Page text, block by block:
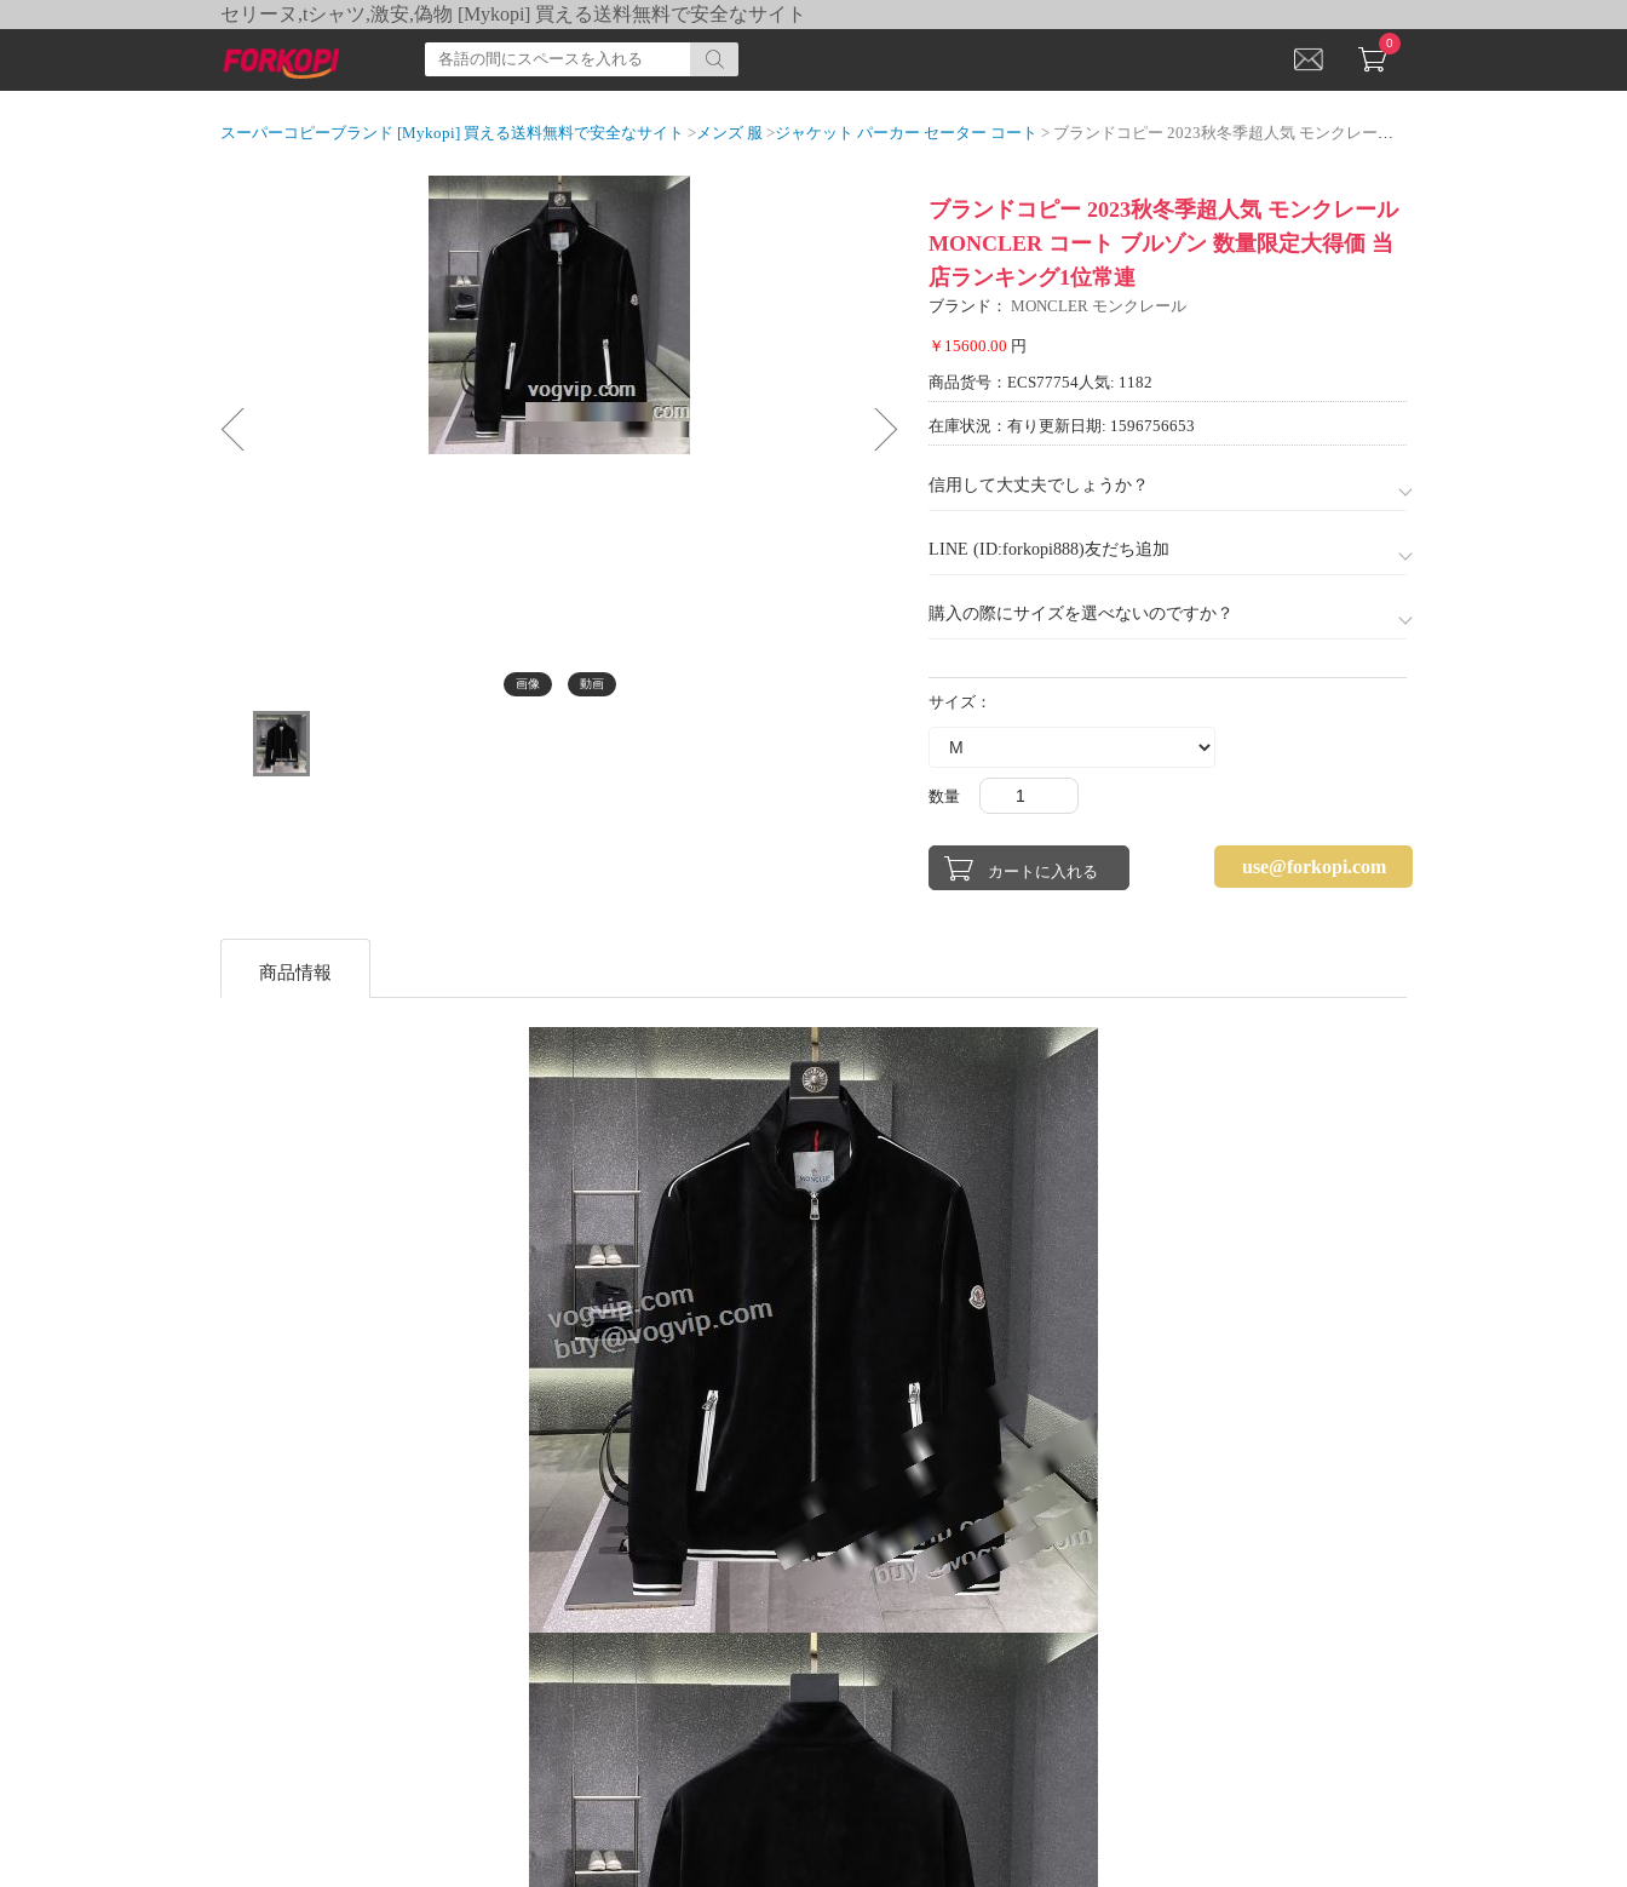
セリーヌ,tシャツ,激安,偽物 [Mykopi] 買える送料無料で安全なサイト
0
スーパーコピーブランド [Mykopi] 買える送料無料で安全なサイト >メンズ 服 >ジャケット パーカー セーター コート > ブランドコピー 2023秋冬季超人気 モンクレール MONCLER コート ブルゾン 数量限定大得価 当店ランキング1位常連
画像 動画
ブランドコピー 2023秋冬季超人気 モンクレール
MONCLER コート ブルゾン 数量限定大得価 当
店ランキング1位常連
ブランド： MONCLER モンクレール
￥15600.00 円
商品货号：ECS77754人気: 1182
在庫状況：有り 更新日期: 1596756653
信用して大丈夫でしょうか？
LINE (ID:forkopi888)友だち追加
購入の際にサイズを選べないのですか？
サイズ：
数量
use@forkopi.com
商品情報